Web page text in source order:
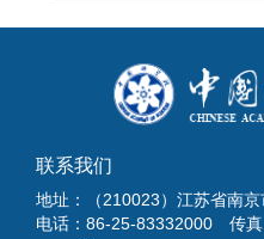
联系我们
地址：（210023）江苏省南
电话：86-25-83332000 传